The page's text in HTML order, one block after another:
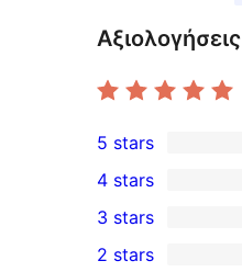
Αξιολογήσεις
7
5-
star
reviews
5 stars
4-
star
4 stars
0
3-
3 stars
2 stars